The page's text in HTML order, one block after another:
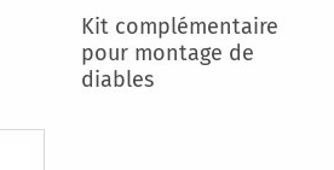
Kit complémentaire
pour montage de
diables